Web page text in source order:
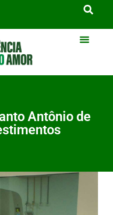
Antônio de